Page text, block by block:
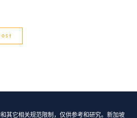
其它相关规范限制，仅供参考和研究。新加坡